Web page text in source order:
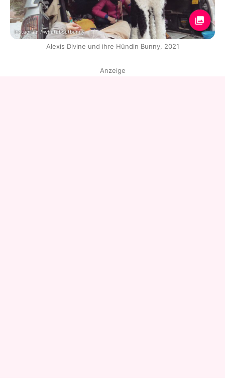
Instagram / whataboutbunny
Alexis Divine und ihre Hündin Bunny, 2021
Anzeige